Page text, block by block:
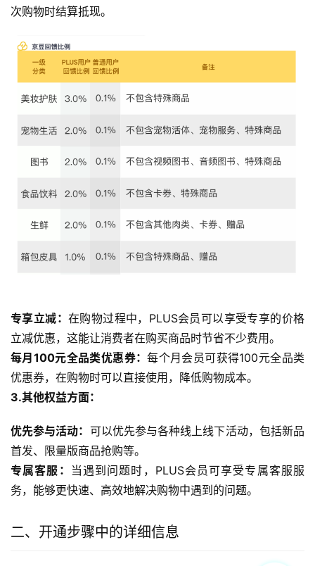
次购物时结算抵现。
专享立减： 在购物过程中，PLUS会员可以享受专享的价格
立减优惠，这能让消费者在购买商品时节省不少费用。
每月100元全品类优惠券：每个月会员可获得100元全品类
优惠券，在购物时可以直接使用，降低购物成本。
3.其他权益方面：
优先参与活动： 可以优先参与各种线上线下活动，包括新品
首发、限量版商品抢购等。
专属客服：
当遇到问题时，PLUS会员可享受专属客服服
务，能够更快速、高效地解决购物中遇到的问题。
二、开通步骤中的详细信息